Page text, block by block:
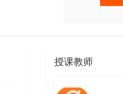
授课教师